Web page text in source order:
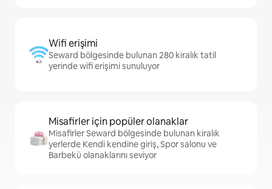
Wifi erişimi
Seward bölgesinde bulunan 280 kiralık tatil
yerinde wifi erişimi sunuluyor
Misafirler için popüler olanaklar
Misafirler Seward bölgesinde bulunan kiralık
yerlerde Kendi kendine giriş, Spor salonu ve
Barbekü olanaklarını seviyor